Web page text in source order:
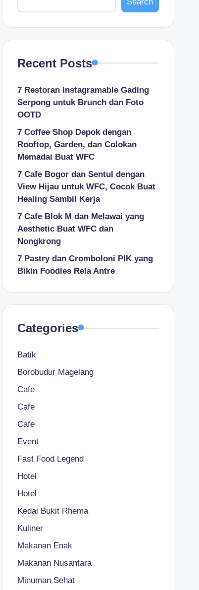
Search
Recent Posts
7 Restoran Instagramable Gading
Serpong untuk Brunch dan Foto
OOTD
7 Coffee Shop Depok dengan
Rooftop, Garden, dan Colokan
Memadai Buat WFC
7 Cafe Bogor dan Sentul dengan
View Hijau untuk WFC, Cocok Buat
Healing Sambil Kerja
7 Cafe Blok M dan Melawai yang
Aesthetic Buat WFC dan
Nongkrong
7 Pastry dan Cromboloni PIK yang
Bikin Foodies Rela Antre
Categories
Batik
Borobudur Magelang
Cafe
Cafe
Cafe
Event
Fast Food Legend
Hotel
Hotel
Kedai Bukit Rhema
Kuliner
Makanan Enak
Makanan Nusantara
Minuman Sehat